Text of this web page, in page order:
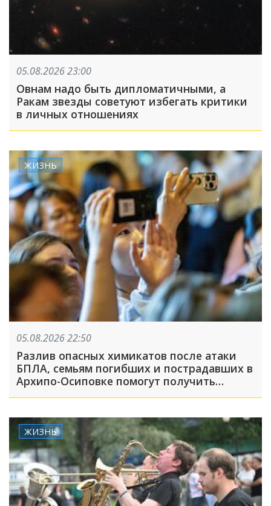
05.08.2026 23:00
Овнам надо быть дипломатичными, а
Ракам звезды советуют избегать критики
в личных отношениях
ЖИЗНЬ
05.08.2026 22:50
Разлив опасных химикатов после атаки
БПЛА, семьям погибших и пострадавших в
Архипо-Осиповке помогут получить
ЖИЗНЬ